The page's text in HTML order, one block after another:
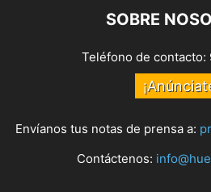
SOBRE
Teléfono de contacto:
Envíanos tus notas de prensa a:
Contáctenos: